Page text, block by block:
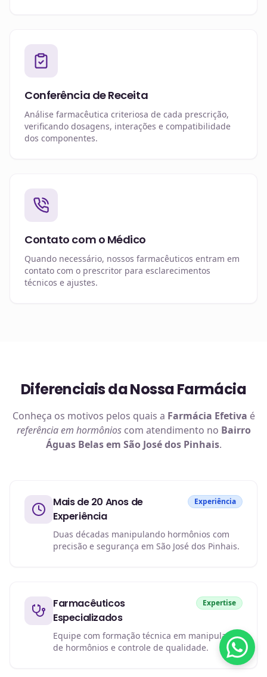
Conferência de Receita
Análise farmacêutica criteriosa de cada prescrição,
verificando dosagens, interações e compatibilidade
dos componentes.
Contato com o Médico
Quando necessário, nossos farmacêuticos entram em
contato com o prescritor para esclarecimentos
técnicos e ajustes.
Diferenciais da Nossa Farmácia
Conheça os motivos pelos quais a Farmácia Efetiva é
referência em hormônioscom atendimento no Bairro
Águas Belas em São José dos Pinhais.
Mais de 20 Anos de
Experiência
Experiência
Duas décadas manipulando hormônios com
precisão e segurança em São José dos Pinhais.
Farmacêuticos
Especializados
Expertise
Equipe com formação técnica em manipulação
de hormônios e controle de qualidade.